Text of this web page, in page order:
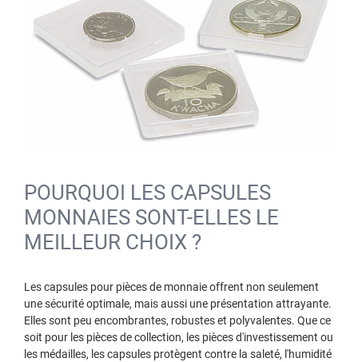
POURQUOI LES CAPSULES
MONNAIES SONT-ELLES LE
MEILLEUR CHOIX ?
Les capsules pour pièces de monnaie offrent non seulement
une sécurité optimale, mais aussi une présentation attrayante.
Elles sont peu encombrantes, robustes et polyvalentes. Que ce
soit pour les pièces de collection, les pièces d'investissement ou
les médailles, les capsules protègent contre la saleté, l'humidité